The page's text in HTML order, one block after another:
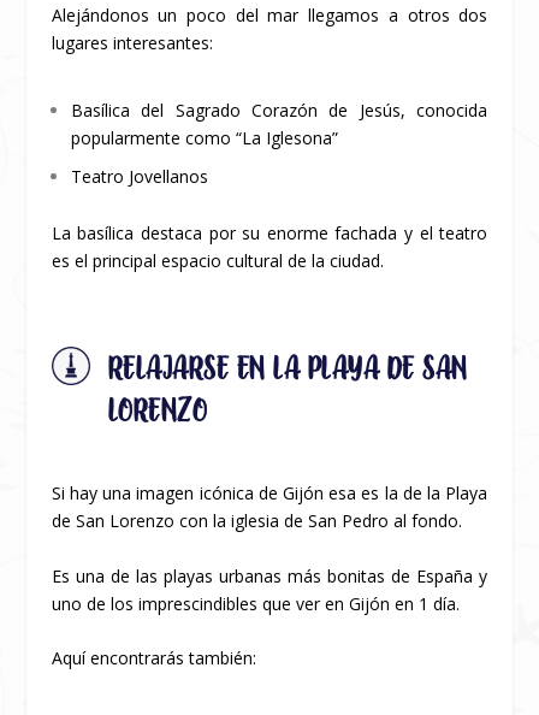
Alejándonos un poco del mar llegamos a otros dos
lugares interesantes:
Basílica del Sagrado Corazón de Jesús, conocida
popularmente como “La Iglesona”
Teatro Jovellanos
La basílica destaca por su enorme fachada y el teatro
es el principal espacio cultural de la ciudad.
RELAJARSE EN LA PLAYA DE SAN
LORENZO
Si hay una imagen icónica de Gijón esa es la de la Playa
de San Lorenzo con la iglesia de San Pedro al fondo.
Es una de las playas urbanas más bonitas de España y
uno de los imprescindibles que ver en Gijón en 1 día.
Aquí encontrarás también: